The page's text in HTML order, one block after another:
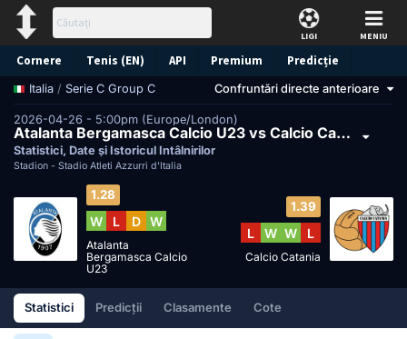
LIGI MENIU
Cornere Tenis (EN) API Premium Predicție
Italia / Serie C Group C Confruntări directe anterioare
2026-04-26 - 5:00pm (Europe/London)
Atalanta Bergamasca Calcio U23 vs Calcio Catania
Statistici, Date și Istoricul Întâlnirilor
Stadion - Stadio Atleti Azzurri d'Italia
1.28
W L D W
Atalanta
Bergamasca Calcio
U23
1.39
L W W L
Calcio Catania
Statistici Predicții Clasamente Cote